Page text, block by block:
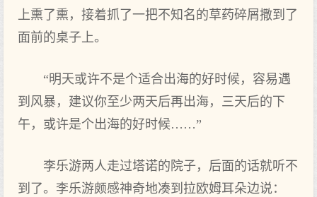
上熏了熏，接着抓了一把不‌知名的草药碎屑撒到了
面前‌的桌子上。
“明天或许不‌是个适合出海的好时候，容易遇
到风暴，建议你至少两天后再出海，三天后的下
午，或许是个出海的好时候……”
李乐游两人走过塔诺的院子，后面的话就听不‌
到了。李乐游颇感神奇地凑到拉欧姆耳朵边说：